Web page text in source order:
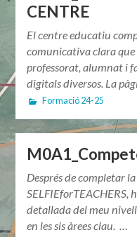
CENTRE
El centre educatiu
comunicativa clara
professorat, alumnat i
digitals diversos. La
Formació 24-25
Després de completar
SELFIEforTEACHERS,
detallada del meu
en les sis àrees clau. …